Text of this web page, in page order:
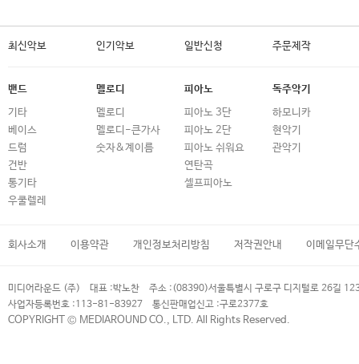
최신악보 인기악보 일반신청 주문제작
밴드
기타
베이스
드럼
건반
통기타
우쿨렐레
멜로디
멜로디
멜로디-큰가사
숫자&계이름
피아노
피아노 3단
피아노 2단
피아노 쉬워요
연탄곡
셀프피아노
독주악기
하모니카
현악기
관악기
회사소개 이용약관 개인정보처리방침 저작권안내 이메일무단
미디어라운드 (주) 대표 :박노찬 주소 : (08390)서울특별시 구로구 디지털로 26길
사업자등록번호 :113-81-83927 통신판매업신고 :구로2377호
COPYRIGHT © MEDIAROUND CO., LTD. All Rights Reserved.